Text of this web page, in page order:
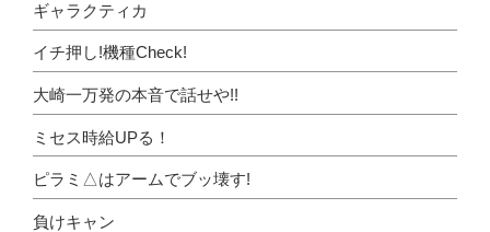
ギャラクティカ
イチ押し!機種Check!
大崎一万発の本音で話せや!!
ミセス時給UPる！
ピラミ△はアームでブッ壊す!
負けキャン